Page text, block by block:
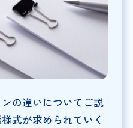
の違いについてご説
式が求められていく